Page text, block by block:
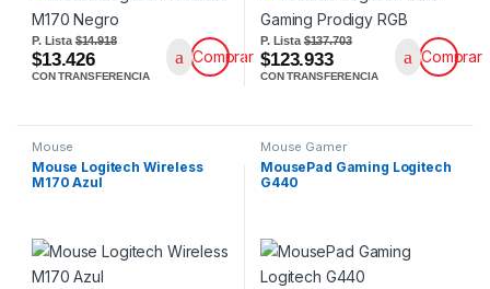
P. Lista$14.918
$13.426
CON TRANSFERENCIA
Comprar
P. Lista$137.703
$123.933
CON TRANSFERENCIA
Comprar
Mouse
Mouse Logitech Wireless
M170 Azul
Mouse Gamer
MousePad Gaming Logitech
G440